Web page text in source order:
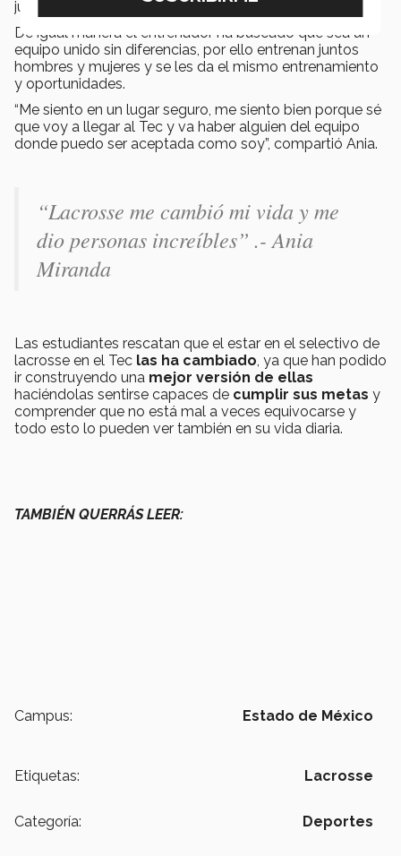
jugar lacrosse.
De igual manera el entrenador ha buscado que sea un
equipo unido sin diferencias, por ello entrenan juntos
hombres y mujeres y se les da el mismo entrenamiento
y oportunidades.
“Me siento en un lugar seguro, me siento bien porque sé
que voy a llegar al Tec y va haber alguien del equipo
donde puedo ser aceptada como soy”, compartió Ania.
“Lacrosse me cambió mi vida y me
dio personas increíbles” .- Ania
Miranda
Las estudiantes rescatan que el estar en el selectivo de
lacrosse en el Tec las ha cambiado , ya que han podido
ir construyendo una mejor versión de ellas
haciéndolas sentirse capaces de cumplir sus metas y
comprender que no está mal a veces equivocarse y
todo esto lo pueden ver también en su vida diaria.
TAMBIÉN QUERRÁS LEER:
Campus: Estado de México
Etiquetas: Lacrosse
Categoría: Deportes